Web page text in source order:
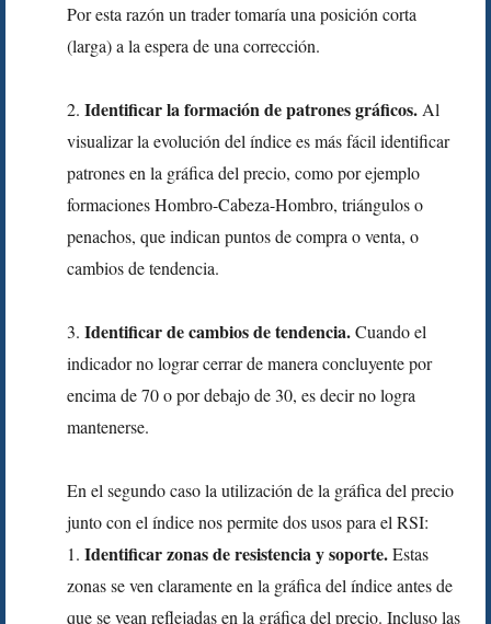
Por esta razón un trader tomaría una posición corta
(larga) a la espera de una corrección.
2.Identificar la formación de patrones gráficos. Al
visualizar la evolución del índice es más fácil identificar
patrones en la gráfica del precio, como por ejemplo
formaciones Hombro-Cabeza-Hombro, triángulos o
penachos, que indican puntos de compra o venta, o
cambios de tendencia.
3.Identificar de cambios de tendencia.Cuando el
indicador no lograr cerrar de manera concluyente por
encima de 70 o por debajo de 30, es decir no logra
mantenerse.
En el segundo caso la utilización de la gráfica del precio
junto con el índice nos permite dos usos para el RSI:
1.Identificar zonas de resistencia y soporte.Estas
zonas se ven claramente en la gráfica del índice antes de
que se vean reflejadas en la gráfica del precio. Incluso las